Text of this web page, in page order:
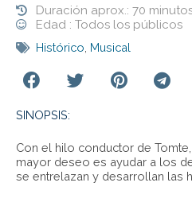
Duración aprox.: 70
Edad : Todos los públicos
Histórico Musical
SINOPSIS:
Con el hilo conductor de
mayor deseo es ayudar a los
se entrelazan y desarrollan las